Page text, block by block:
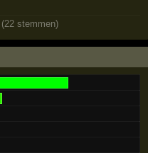
(22 stemmen)